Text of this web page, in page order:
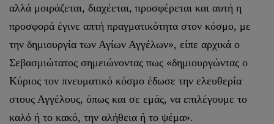
αλλά μοιράζεται, διαχέεται, προσφέρεται και αυτή η
προσφορά έγινε απτή πραγματικότητα στον κόσμο, με
την δημιουργία των Αγίων Αγγέλων», είπε αρχικά ο
Σεβασμιώτατος σημειώνοντας πως «δημιουργώντας ο
Κύριος τον πνευματικό κόσμο έδωσε την ελευθερία
στους Αγγέλους, όπως και σε εμάς, να επιλέγουμε το
καλό ή το κακό, την αλήθεια ή το ψέμα».